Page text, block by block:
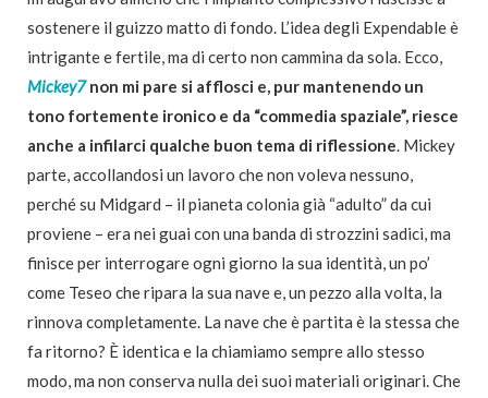
sostenere il guizzo matto di fondo. L’idea degli Expendable è
intrigante e fertile, ma di certo non cammina da sola. Ecco,
Mickey7non mi pare si afflosci e, pur mantenendo un
tono fortemente ironico e da “commedia spaziale”, riesce
anche a infilarci qualche buon tema di riflessione. Mickey
parte, accollandosi un lavoro che non voleva nessuno,
perché su Midgard – il pianeta colonia già “adulto” da cui
proviene – era nei guai con una banda di strozzini sadici, ma
finisce per interrogare ogni giorno la sua identità, un po’
come Teseo che ripara la sua nave e, un pezzo alla volta, la
rinnova completamente. La nave che è partita è la stessa che
fa ritorno? È identica e la chiamiamo sempre allo stesso
modo, ma non conserva nulla dei suoi materiali originari. Che